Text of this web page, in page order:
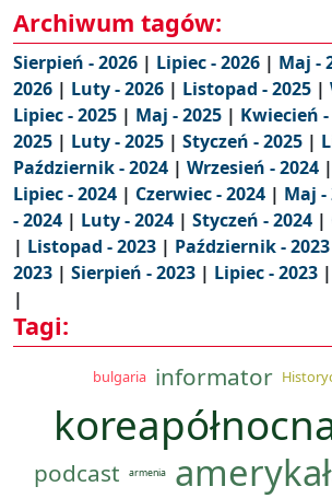
Archiwum tagów:
Sierpień - 2026 | Lipiec - 2026 | Maj -
2026 | Luty - 2026 | Listopad - 2025 |
Lipiec - 2025 | Maj - 2025 | Kwiecień -
2025 | Luty - 2025 | Styczeń - 2025 |
Październik - 2024 | Wrzesień - 2024 |
Lipiec - 2024 | Czerwiec - 2024 | Maj -
- 2024 | Luty - 2024 | Styczeń - 2024 |
| Listopad - 2023 | Październik - 2023
2023 | Sierpień - 2023 | Lipiec - 2023 |
|
Tagi:
bulgaria informator
podcast
armenia